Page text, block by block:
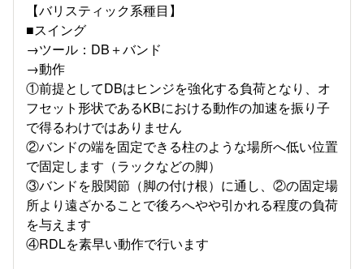
【バリスティック系種目】
■スイング
→ツール：DB＋バンド
→動作
①前提としてDBはヒンジを強化する負荷となり、オ
フセット形状であるKBにおける動作の加速を振り子
で得るわけではありません
②バンドの端を固定できる柱のような場所へ低い位置
で固定します（ラックなどの脚）
③バンドを股関節（脚の付け根）に通し、②の固定場
所より遠ざかることで後ろへやや引かれる程度の負荷
を与えます
④RDLを素早い動作で行います